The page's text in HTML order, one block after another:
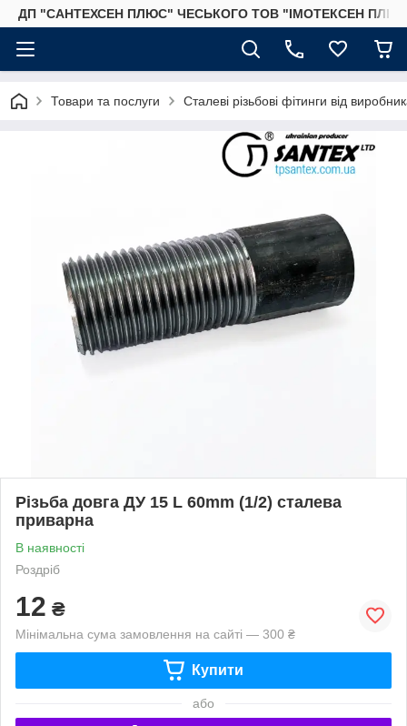
ДП "САНТЕХСЕН ПЛЮС" ЧЕСЬКОГО ТОВ "ІМОТЕКСЕН
Товари та послуги Сталеві різьбові фітинги від
Різьба довга ДУ 15 L 60mm (1/2) сталева
приварна
В наявності
Роздріб
12 ₴
Мінімальна сума замовлення на сайті — 300 ₴
Купити
або